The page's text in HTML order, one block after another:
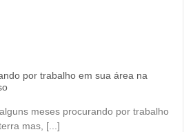
por trabalho em sua área na
meses procurando por trabalho
mas, [...]